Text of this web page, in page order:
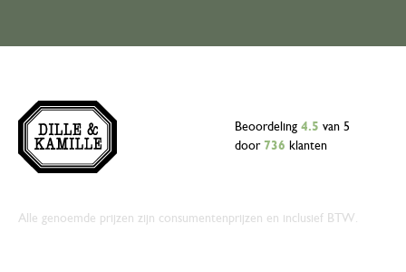
Beoordeling 4.5 van 5
door 736 klanten
Alle genoemde prijzen zijn consumentenprijzen en inclusief BTW.